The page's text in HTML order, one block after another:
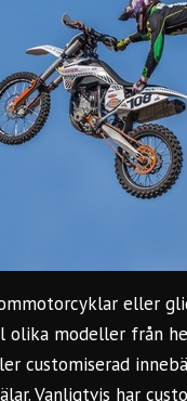
eller
modeller från
customiserad
Vanligtvis har